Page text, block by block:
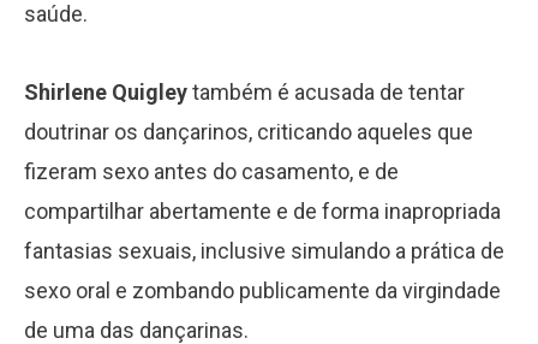
saúde.
Shirlene Quigleytambém é acusada de tentar
doutrinar os dançarinos, criticando aqueles que
fizeram sexo antes do casamento, e de
compartilhar abertamente e de forma inapropriada
fantasias sexuais, inclusive simulando a prática de
sexo oral e zombando publicamente da virgindade
de uma das dançarinas.